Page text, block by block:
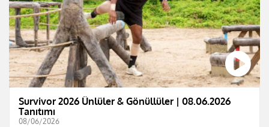
Survivor 2026 Ünlüler & Gönüllüler | 08.06.2026
Tanıtımı
08/06/2026